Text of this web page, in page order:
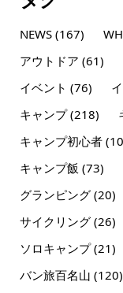
NEWS(167)
アウトドア (61)
イベント (76)
キャンプ(218)
キャンプ初心者
キャンプ飯 (73)
グランピング(20)
サイクリング(26)
ソロキャンプ(21)
バン旅百名山 (120)